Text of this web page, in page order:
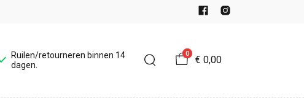
Ruilen/retourneren binnen 14
dagen.
0
€ 0,00